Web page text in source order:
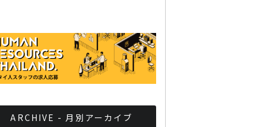
ARCHIVE - 月別アーカイブ